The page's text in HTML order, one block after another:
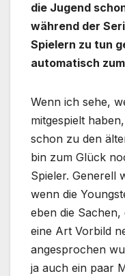
die Jugend
während der
Spielern zu tun
automatisch
Wenn ich sehe,
mitgespielt
schon zu den
bin zum Glück
Spieler. Generell
wenn die
eben die
eine Art Vorbild
angesprochen
ja auch ein paar